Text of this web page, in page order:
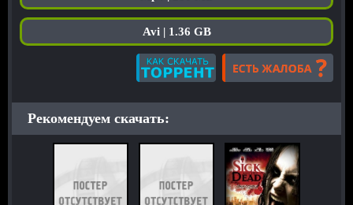
Avi | 1.36 GB
Рекомендуем скачать: